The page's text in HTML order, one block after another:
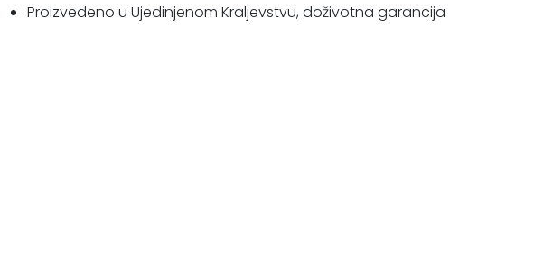
Proizvedeno u Ujedinjenom Kraljevstvu, doživotna garancija